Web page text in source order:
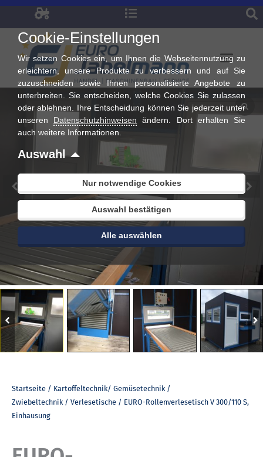
Zum
springen
Startseite / Kartoffeltechnik/ Gemüsetechnik /
Zwiebeltechnik / Verlesetische / EURO-Rollenverlesetisch V 300/110 S,
Einhausung
Cookie-Einstellungen
Wir setzen Cookies ein, um Ihnen die Webseitennutzung zu
erleichtern, unsere Produkte zu verbessern und auf Sie
zuzuschneiden sowie Ihnen personalisierte Angebote zu
unterbreiten. Sie entscheiden, welche Cookies Sie zulassen
oder ablehnen. Ihre Entscheidung können Sie jederzeit unter
unseren Datenschutzhinweisen ändern. Dort erhalten Sie
auch weitere Informationen.
Auswahl
Nur notwendige Cookies
Auswahl bestätigen
Alle auswählen